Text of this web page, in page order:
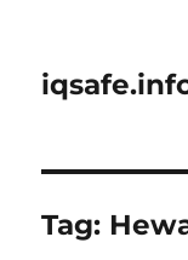
Tag: